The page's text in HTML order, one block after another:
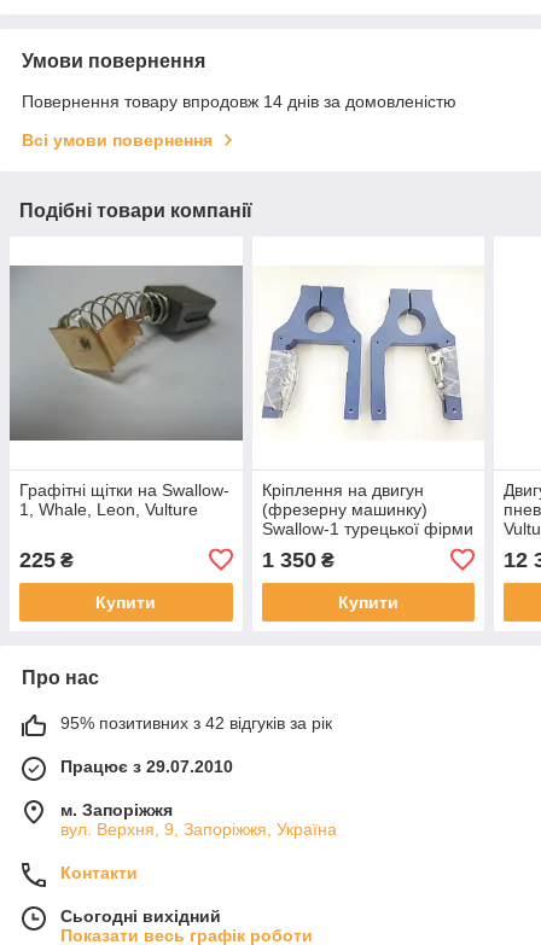
Умови повернення
Повернення товару впродовж 14 днів за домовленістю
Всі умови повернення
Подібні товари компанії
Графітні щітки на Swallow-
1, Whale, Leon, Vulture
225 ₴
Купити
Кріплення на двигун
(фрезерну машинку)
Swallow-1 турецької фірми
1 350₴
Купити
12
Про нас
95% позитивних з 42 відгуків за рік
Працює з 29.07.2010
м. Запоріжжя
вул. Верхня, 9, Запоріжжя, Україна
Контакти
Сьогодні вихідний
Показати весь графік роботи